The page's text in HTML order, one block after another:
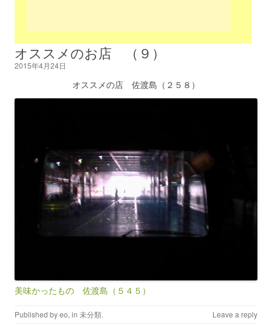
オススメのお店 （９）
2015年4月24日
オススメの店 佐渡島（２５８）
美味かったもの 佐渡島（５４５）
Published byeo, in 未分類. Leave a reply